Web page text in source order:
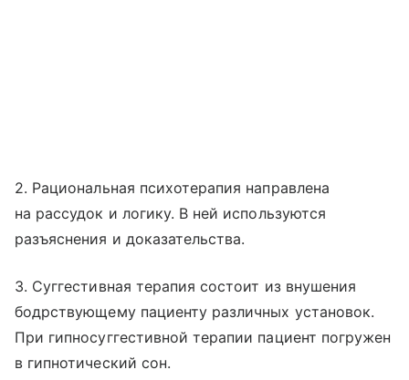
2. Рациональная психотерапия направлена
на рассудок и логику. В ней используются
разъяснения и доказательства.
3. Суггестивная терапия состоит из внушения
бодрствующему пациенту различных установок.
При гипносуггестивной терапии пациент погружен
в гипнотический сон.